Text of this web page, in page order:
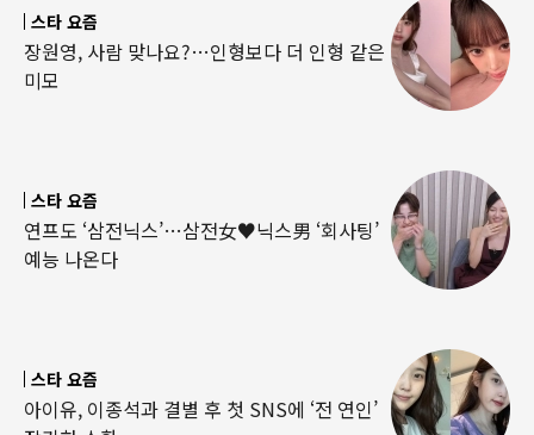
스타 요즘
장원영, 사람 맞나요?…인형보다 더 인형 같은
미모
스타 요즘
연프도 ‘삼전닉스’…삼전女♥닉스男 ‘회사팅’
예능 나온다
스타 요즘
아이유, 이종석과 결별 후 첫 SNS에 ‘전 연인’